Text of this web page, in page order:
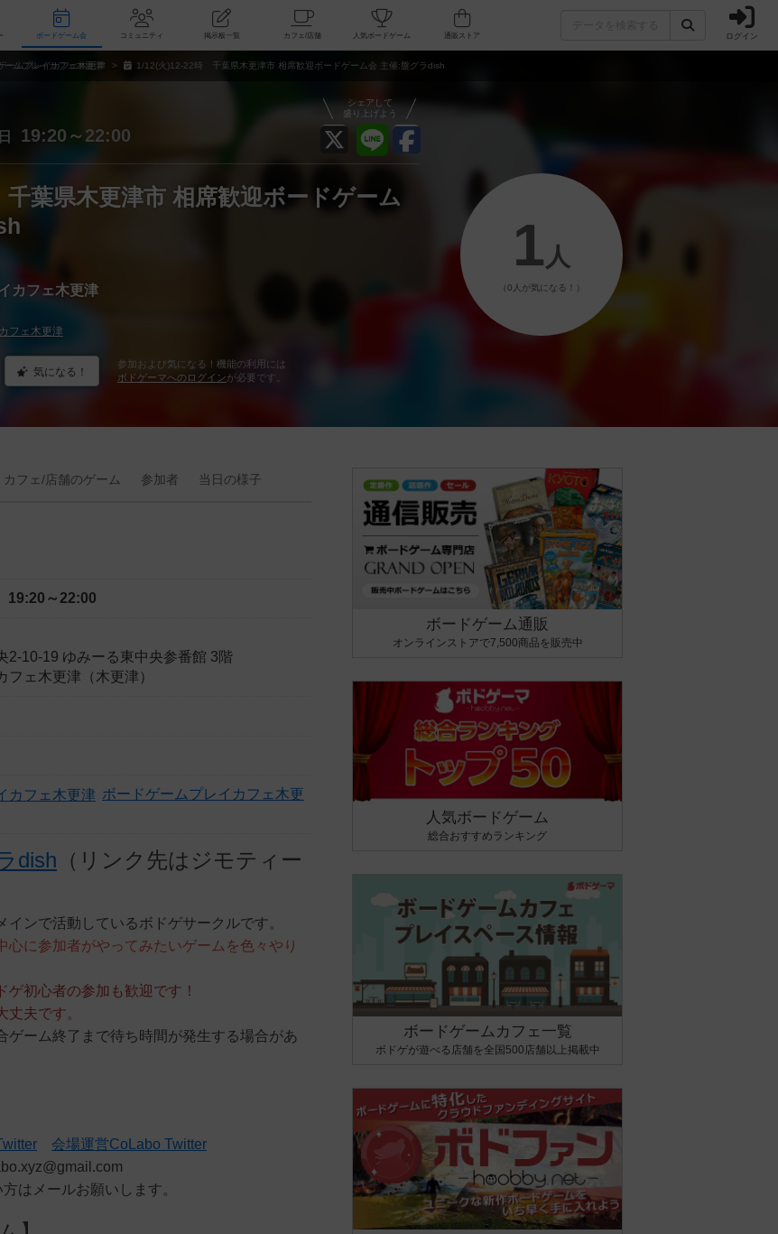
新着レビュー ボードゲーム会 コミュニティ 掲示板一覧 カフェ/店舗 人気ボードゲーム ログイン
ームプレイカフェ木更津 1/12(火)12-22時 千葉県木更津市 相席歓迎ボードゲーム会 主催:盤グラdish
シェアして
盛り上げよう
19:20～22:00
葉県木更津市 相席歓迎ボードゲーム
カフェ木更津
フェ木更津
気になる！
参加および気になる！機能の利用には
ボドゲーマへのログインが必要です。
1 人
（0人が気になる！）
カフェ/店舗のゲーム 参加者 当日の様子
19:20～22:00
2-10-19 ゆみーる東中央参番館 3階
ェ木更津（木更津）
ボードゲームプレイカフェ木更
dish （リンク先はジモティー
インで活動しているボドゲサークルです。
心に参加者がやってみたいゲームを色々やり
ゲ初心者の参加も歓迎です！
丈夫です。
ーム終了まで待ち時間が発生する場合があ
会場運営CoLabo Twitter
はメールお願いします。
ボードゲーム通販
オンラインストアで7,500商品を販売中
人気ボードゲーム
総合おすすめランキング
ボードゲームカフェ一覧
ボドゲが遊べる店舗を全国500店舗以上掲載中